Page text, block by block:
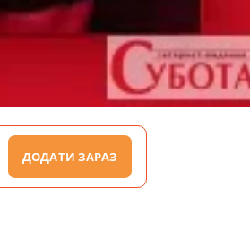
ДОДАТИ ЗАРАЗ